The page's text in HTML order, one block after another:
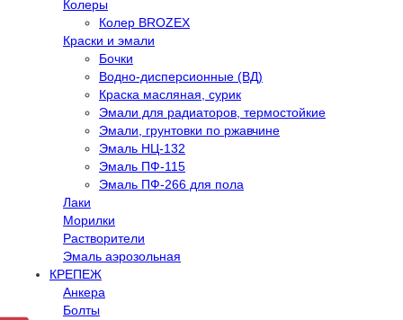
Колеры
Колер BROZEX
Краски и эмали
Бочки
Водно-дисперсионные (ВД)
Краска масляная, сурик
Эмали для радиаторов, термостойкие
Эмали, грунтовки по ржавчине
Эмаль НЦ-132
Эмаль ПФ-115
Эмаль ПФ-266 для пола
Лаки
Морилки
Растворители
Эмаль аэрозольная
КРЕПЕЖ
Анкера
Болты